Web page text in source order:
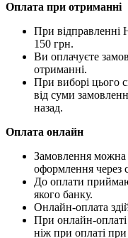
Оплата при отриманні
При відправленні
150 грн.
Ви оплачуєте
отриманні.
При виборі цього
від суми
назад.
Оплата онлайн
Замовлення можна
оформлення через
До оплати
якого банку.
Онлайн-оплата
При онлайн-оплаті
ніж при оплаті